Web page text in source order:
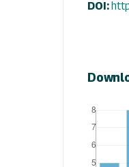
DOI: